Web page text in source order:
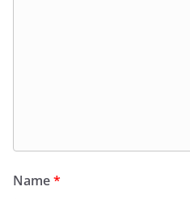
Name*